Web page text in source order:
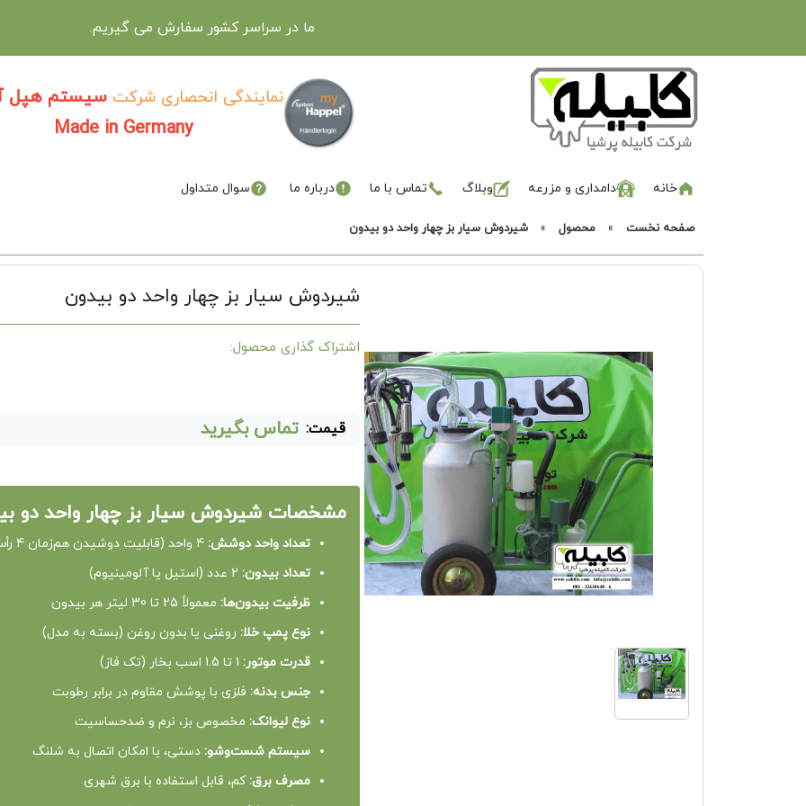
ما در سراسر کشور سفارش می گیریم.
نمایندگی انحصاری شرکت سیستم هپل
Made in Germany
خانه دامداری و مزرعه وبلاگ تماس با ما درباره ما سوال متداول
صفحه نخست » محصول » شیردوش سیار بز چهار واحد دو بیدون
شیردوش سیار بز چهار واحد دو بیدون
اشتراک گذاری محصول:
قیمت: تماس بگیرید
مشخصات شیردوش سیار بز چهار واحد دو
تعداد واحد دوشش: 4 واحد (قابلیت دوشیدن هم‌زمان 4 رأس بز)
تعداد بیدون:
ظرفیت بیدون‌ها: معمولاً 25 تا 30 لیتر هر بیدون
نوع پمپ خلا: روغنی یا بدون روغن (بسته به مدل)
قدرت موتور:
جنس بدنه: فلزی با پوشش مقاوم در برابر رطوبت
نوع لیوانک: مخصوص بز، نرم و ضدحساسیت
سیستم شست‌وشو: دستی، با امکان اتصال به شلنگ
مصرف برق: کم، قابل استفاده با برق شهری